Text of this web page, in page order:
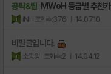
공략&팁 MWoH 등급별 추천
iNi 조회수:376 | 14.07.10
비밀글입니다.
소잉잉 조회수:2 | 14.04.12